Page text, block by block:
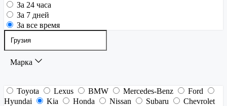
За 24 часа
За 7 дней
За все время
Марка
Toyota Lexus BMW Mercedes-Benz
Ford
Hyundai
Kia Honda Nissan Subaru
Chevrolet